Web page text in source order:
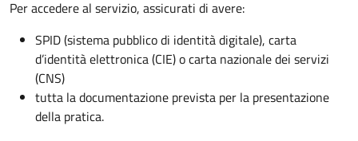
Per accedere al servizio, assicurati di avere:
SPID (sistema pubblico di identità digitale), carta
d’identità elettronica (CIE) o carta nazionale dei servizi
(CNS)
tutta la documentazione prevista per la presentazione
della pratica.